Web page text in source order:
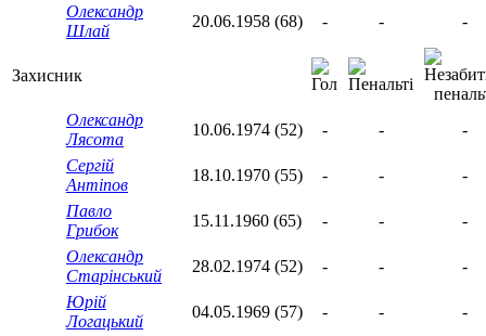
Олександр
Шлай
20.06.1958 (68) - - -
Захисник
Олександр
Лясота
10.06.1974 (52) - -
-
Сергій
Антіпов
18.10.1970 (55) - -
-
Павло
Грибок
15.11.1960 (65) - -
-
Олександр
Старінський
28.02.1974 (52) - -
-
Юрій
Логацький
04.05.1969 (57) - -
-